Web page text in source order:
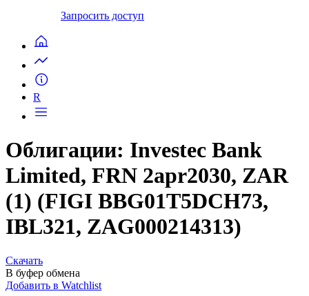
Запросить доступ
R
Облигации: Investec Bank
Limited, FRN 2apr2030, ZAR
(1) (FIGI BBG01T5DCH73,
IBL321, ZAG000214313)
Скачать
В буфер обмена
Добавить в Watchlist